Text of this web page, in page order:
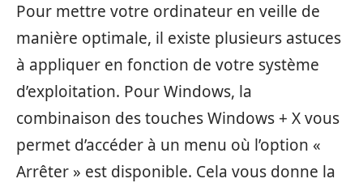
Pour mettre votre ordinateur en veille de
manière optimale, il existe plusieurs astuces
à appliquer en fonction de votre système
d’exploitation. Pour Windows, la
combinaison des touches Windows + X vous
permet d’accéder à un menu où l’option «
Arrêter » est disponible. Cela vous donne la